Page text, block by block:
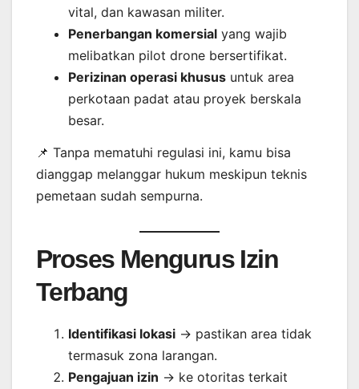
vital, dan kawasan militer.
Penerbangan komersial yang wajib
melibatkan pilot drone bersertifikat.
Perizinan operasi khusus untuk area
perkotaan padat atau proyek berskala
besar.
📌 Tanpa mematuhi regulasi ini, kamu bisa
dianggap melanggar hukum meskipun teknis
pemetaan sudah sempurna.
Proses Mengurus Izin
Terbang
Identifikasi lokasi → pastikan area tidak
termasuk zona larangan.
Pengajuan izin → ke otoritas terkait